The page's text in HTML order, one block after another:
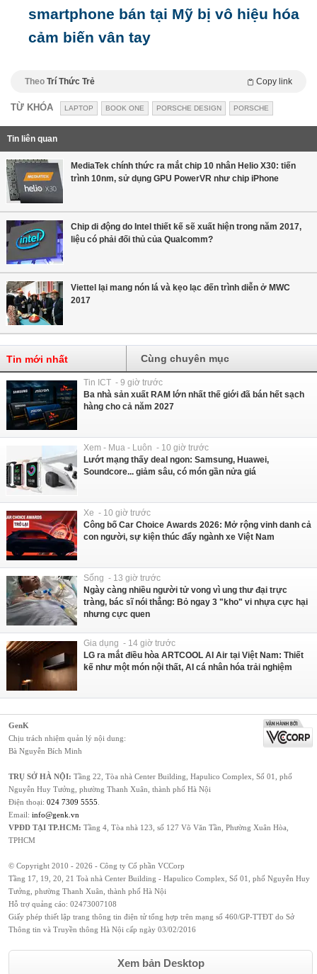
smartphone bán tại Mỹ bị vô hiệu hóa
cảm biến vân tay
Theo Trí Thức Trẻ Copy link
TỪ KHÓA LAPTOP BOOK ONE PORSCHE DESIGN PORSCHE
Tin liên quan
MediaTek chính thức ra mắt chip 10 nhân Helio X30: tiến
trình 10nm, sử dụng GPU PowerVR như chip iPhone
Chip di động do Intel thiết kế sẽ xuất hiện trong năm 2017,
liệu có phải đối thủ của Qualcomm?
Viettel lại mang nón lá và kẹo lạc đến trình diễn ở MWC
2017
Tin mới nhất Cùng chuyên mục
Tin ICT - 9 giờ trước
Ba nhà sản xuất RAM lớn nhất thế giới đã bán hết sạch
hàng cho cả năm 2027
Xem - Mua - Luôn - 10 giờ trước
Lướt mạng thấy deal ngon: Samsung, Huawei,
Soundcore... giảm sâu, có món gần nửa giá
Xe - 10 giờ trước
Công bố Car Choice Awards 2026: Mở rộng vinh danh cả
con người, sự kiện thúc đẩy ngành xe Việt Nam
Sống - 13 giờ trước
Ngày càng nhiều người tử vong vì ung thư đại trực
tràng, bác sĩ nói thẳng: Bỏ ngay 3 "kho" vi nhựa cực hại
nhưng cực quen
Gia dụng - 14 giờ trước
LG ra mắt điều hòa ARTCOOL AI Air tại Việt Nam: Thiết
kế như một món nội thất, AI cá nhân hóa trải nghiệm
GenK
Chịu trách nhiệm quản lý nội dung:
Bà Nguyễn Bích Minh
TRỤ SỞ HÀ NỘI: Tầng 22, Tòa nhà Center Building, Hapulico Complex, Số 01, phố
Nguyễn Huy Tưởng, phường Thanh Xuân, thành phố Hà Nội
Điện thoại: 024 7309 5555
Email: info@genk.vn
VPĐD TẠI TP.HCM: Tầng 4, Tòa nhà 123, số 127 Võ Văn Tần, Phường Xuân Hòa,
TPHCM
© Copyright 2010 - 2026 - Công ty Cổ phần VCCorp
Tầng 17, 19, 20, 21 Toà nhà Center Building - Hapulico Complex, Số 01, phố Nguyễn Huy
Tưởng, phường Thanh Xuân, thành phố Hà Nội
Hỗ trợ quảng cáo: 02473007108
Giấy phép thiết lập trang thông tin điện tử tổng hợp trên mạng số 460/GP-TTĐT do Sở
Thông tin và Truyền thông Hà Nội cấp ngày 03/02/2016
Xem bản Desktop